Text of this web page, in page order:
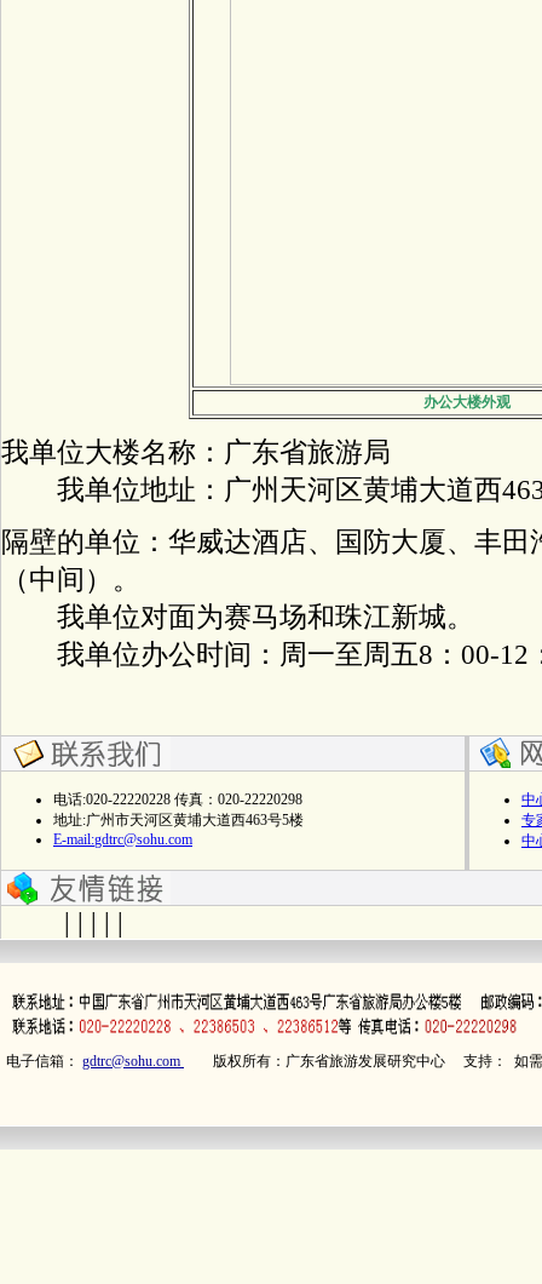
办公大楼外观
我单位大楼名称：广东省旅游局
我单位地址：广州天河区黄埔大道西
隔壁的单位：华威达酒店、国防大厦、丰田
（中间）。
我单位对面为赛马场和珠江新城。
我单位办公时间：周一至周五8：00-12
电话:020-22220228 传真：020-22220298
地址:广州市天河区黄埔大道西463号5楼
E-mail:gdtrc@sohu.com
中
专
中
| | | | |
电子信箱： gdtrc@sohu.com 版权所有：广东省旅游发展研究中心 支持： 如需